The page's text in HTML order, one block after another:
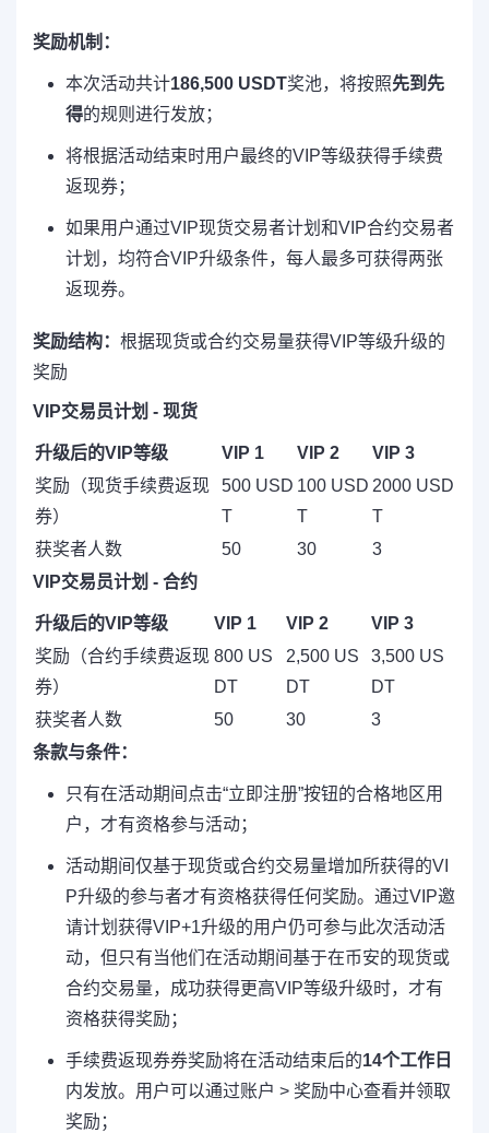
奖励机制：
本次活动共计186,500 USDT奖池，将按照先到先
得的规则进行发放；
将根据活动结束时用户最终的VIP等级获得手续费
返现券；
如果用户通过VIP现货交易者计划和VIP合约交易者
计划，均符合VIP升级条件，每人最多可获得两张
返现券。
奖励结构： 根据现货或合约交易量获得VIP等级升级的
奖励
VIP交易员计划 - 现货
升级后的VIP等级 VIP 1 VIP 2
VIP 3
奖励（现货手续费返现
券）
500 USD
T
100 USD
T
2000 USD
T
获奖者人数
50 30
3
VIP交易员计划 - 合约
升级后的VIP等级 VIP 1 VIP 2
VIP 3
奖励（合约手续费返现
券）
800 US
DT
2,500 US
DT
3,500 US
DT
获奖者人数
50 30
3
条款与条件：
只有在活动期间点击“立即注册”按钮的合格地区用
户，才有资格参与活动；
活动期间仅基于现货或合约交易量增加所获得的VI
P升级的参与者才有资格获得任何奖励。通过VIP邀
请计划获得VIP+1升级的用户仍可参与此次活动活
动，但只有当他们在活动期间基于在币安的现货或
合约交易量，成功获得更高VIP等级升级时，才有
资格获得奖励；
手续费返现券券奖励将在活动结束后的14个工作日
内发放。用户可以通过账户 > 奖励中心查看并领取
奖励；